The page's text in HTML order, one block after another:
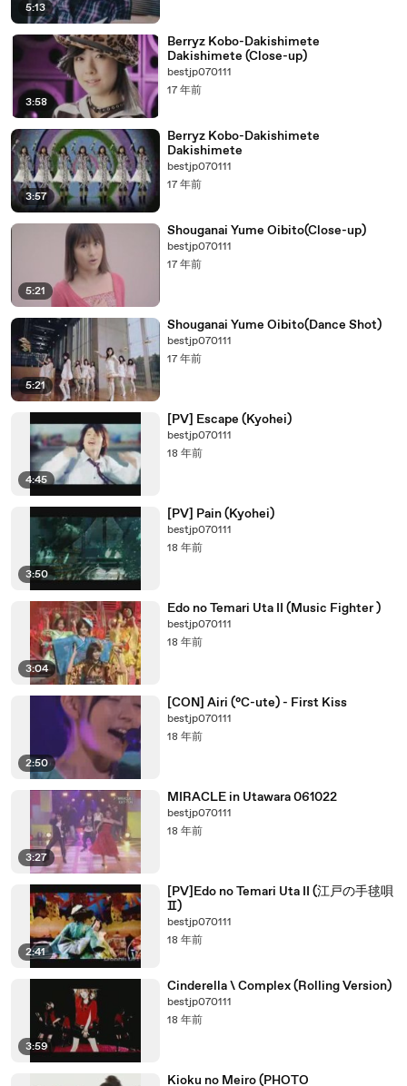
5:13
3:58
Berryz Kobo-Dakishimete
Dakishimete (Close-up)
bestjp070111
17 年前
3:57
Berryz Kobo-Dakishimete
Dakishimete
bestjp070111
17 年前
5:21
Shouganai Yume Oibito(Close-up)
bestjp070111
17 年前
5:21
Shouganai Yume Oibito(Dance Shot)
bestjp070111
17 年前
4:45
[PV] Escape (Kyohei)
bestjp070111
18 年前
3:50
[PV] Pain (Kyohei)
bestjp070111
18 年前
3:04
Edo no Temari Uta II (Music Fighter )
bestjp070111
18 年前
2:50
[CON] Airi (°C-ute) - First Kiss
bestjp070111
18 年前
3:27
MIRACLE in Utawara 061022
bestjp070111
18 年前
2:41
[PV]Edo no Temari Uta II (江戸の手毬唄
Ⅱ)
bestjp070111
18 年前
3:59
Cinderella \ Complex (Rolling Version)
bestjp070111
18 年前
Kioku no Meiro (PHOTO